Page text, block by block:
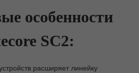
особенности
SC2:
расширяет линейку